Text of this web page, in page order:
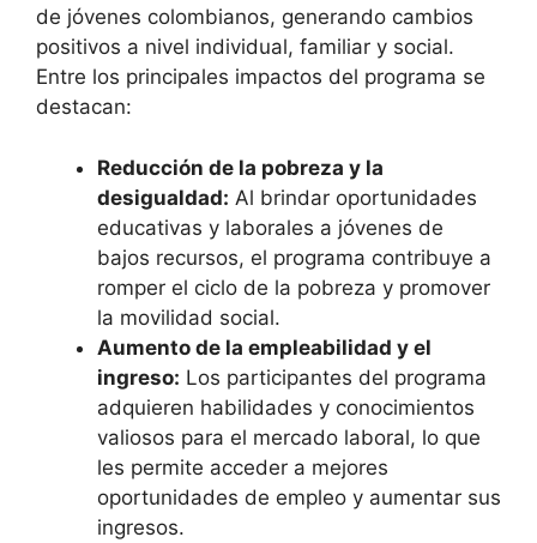
de jóvenes colombianos, generando cambios
positivos a nivel individual, familiar y social.
Entre los principales impactos del programa se
destacan:
Reducción de la pobreza y la
desigualdad: Al brindar oportunidades
educativas y laborales a jóvenes de
bajos recursos, el programa contribuye a
romper el ciclo de la pobreza y promover
la movilidad social.
Aumento de la empleabilidad y el
ingreso: Los participantes del programa
adquieren habilidades y conocimientos
valiosos para el mercado laboral, lo que
les permite acceder a mejores
oportunidades de empleo y aumentar sus
ingresos.